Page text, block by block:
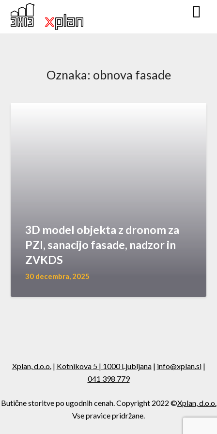
Oznaka: obnova fasade
3D model objekta z dronom za
PZI, sanacijo fasade, nadzor in
ZVKDS
30 decembra, 2025
Xplan, d.o.o.| Kotnikova 5 | 1000 Ljubljana| info@xplan.si|
041 398 779
Butične storitve po ugodnih cenah. Copyright 2022 ©Xplan, d.o.o.
Vse pravice pridržane.